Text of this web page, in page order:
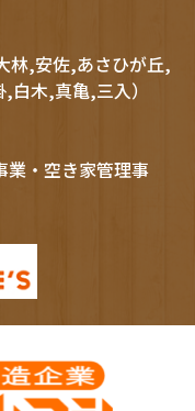
林,安佐,あさひが丘,
木,真亀,三入）
・空き家管理事